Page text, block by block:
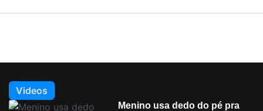
Videos
Menino usa dedo do pé pra